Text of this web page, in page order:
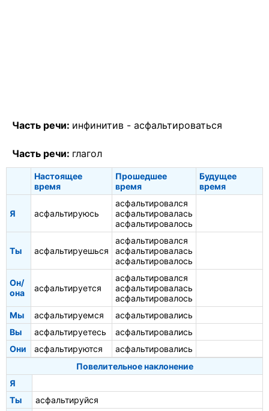
Часть речи: инфинитив - асфальтироваться
Часть речи: глагол
Настоящее
время
Прошедшее
время
Будущее
время
Я асфальтируюсь
асфальтировался
асфальтировалась
асфальтировалось
Ты асфальтируешься
асфальтировался
асфальтировалась
асфальтировалось
Он/
она
асфальтируется
асфальтировался
асфальтировалась
асфальтировалось
Мы
асфальтируемся
асфальтировались
Вы
асфальтируетесь
асфальтировались
Они
асфальтируются
асфальтировались
Повелительное наклонение
Я
Ты
асфальтируйся